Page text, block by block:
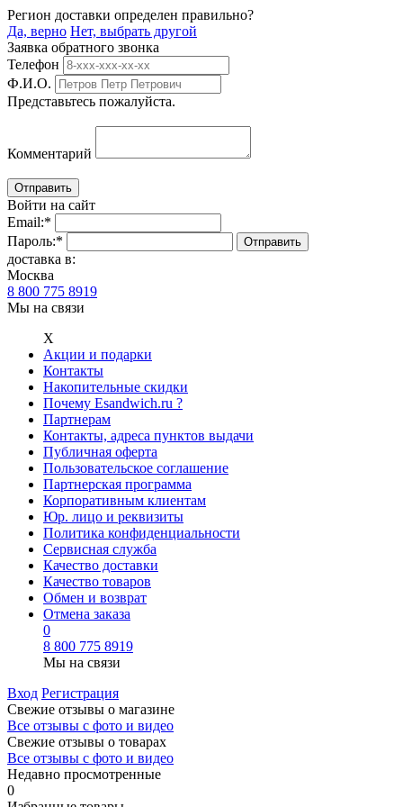
Регион доставки определен правильно?
Да, верно Нет, выбрать другой
Заявка обратного звонка
Телефон
Ф.И.О.
Представьтесь пожалуйста.
Комментарий
Войти на сайт
Email:*
Пароль:*
доставка в:
Москва
8 800 775 8919
Мы на связи
Х
Акции и подарки
Контакты
Накопительные скидки
Почему Esandwich.ru ?
Партнерам
Контакты, адреса пунктов выдачи
Публичная оферта
Пользовательское соглашение
Партнерская программа
Корпоративным клиентам
Юр. лицо и реквизиты
Политика конфиденциальности
Сервисная служба
Качество доставки
Качество товаров
Обмен и возврат
Отмена заказа
0
8 800 775 8919
Мы на связи
Вход Регистрация
Свежие отзывы о магазине
Все отзывы с фото и видео
Свежие отзывы о товарах
Все отзывы c фото и видео
Недавно просмотренные
0